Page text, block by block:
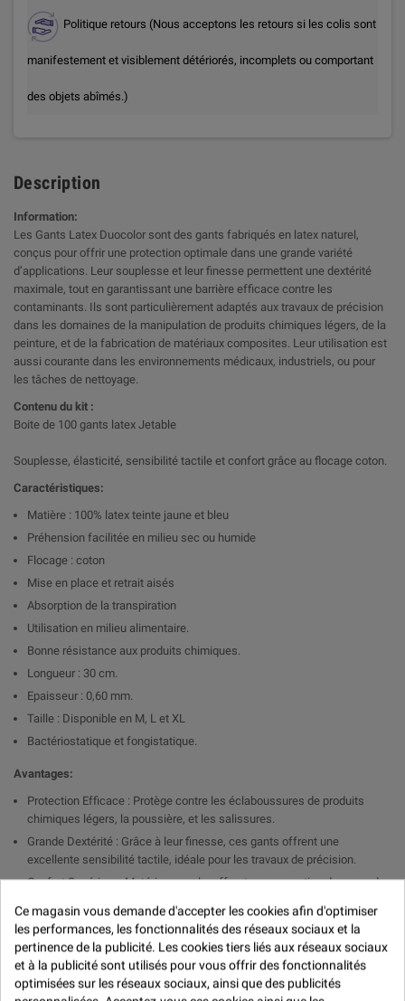
Politique retours (Nous acceptons les retours si les colis sont
manifestement et visiblement détériorés, incomplets ou comportant
des objets abîmés.)
Description
Information:
Les Gants Latex Duocolor sont des gants fabriqués en latex naturel,
conçus pour offrir une protection optimale dans une grande variété
d’applications. Leur souplesse et leur finesse permettent une dextérité
maximale, tout en garantissant une barrière efficace contre les
contaminants. Ils sont particulièrement adaptés aux travaux de précision
dans les domaines de la manipulation de produits chimiques légers, de la
peinture, et de la fabrication de matériaux composites. Leur utilisation est
aussi courante dans les environnements médicaux, industriels, ou pour
les tâches de nettoyage.
Contenu du kit :
Boite de 100 gants latex Jetable
Souplesse, élasticité, sensibilité tactile et confort grâce au flocage coton.
Caractéristiques:
Matière : 100% latex teinte jaune et bleu
Préhension facilitée en milieu sec ou humide
Flocage : coton
Mise en place et retrait aisés
Absorption de la transpiration
Utilisation en milieu alimentaire.
Bonne résistance aux produits chimiques.
Longueur : 30 cm.
Epaisseur : 0,60 mm.
Taille : Disponible en M, L et XL
Bactériostatique et fongistatique.
Avantages:
Protection Efficace : Protège contre les éclaboussures de produits
chimiques légers, la poussière, et les salissures.
Grande Dextérité : Grâce à leur finesse, ces gants offrent une
excellente sensibilité tactile, idéale pour les travaux de précision.
Confort Supérieur : Matériau souple, offrant une sensation de seconde
périodes.
Utilisation Polyvalente : Convient pour diverses applications,
notamment dans l'industrie des matériaux composites, la peinture, la
manipulation de résines et d'autres substances liquides.
Ce magasin vous demande d'accepter les cookies afin d'optimiser
les performances, les fonctionnalités des réseaux sociaux et la
pertinence de la publicité. Les cookies tiers liés aux réseaux sociaux
et à la publicité sont utilisés pour vous offrir des fonctionnalités
optimisées sur les réseaux sociaux, ainsi que des publicités